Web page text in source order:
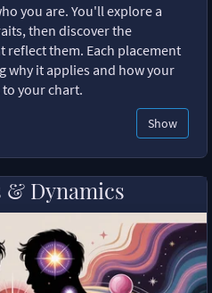
you are. You'll explore a
then discover the
reflect them. Each placement
why it applies and how your
your chart.
Show
& Dynamics